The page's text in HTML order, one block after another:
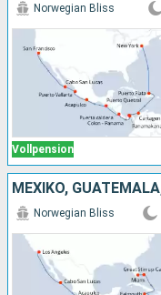
Vollpension
Norwegian Bliss
Norwegian Bliss